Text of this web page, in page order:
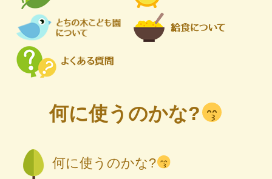
何に使うのかな?
何に使うのかな?